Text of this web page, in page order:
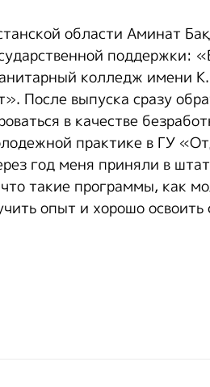
области Аминат
поддержки:
колледж имени
После выпуска сразу
в качестве
практике в ГУ
год меня приняли в
такие программы, как
опыт и хорошо